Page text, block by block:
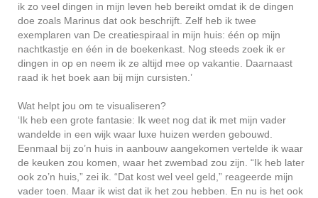
ik zo veel dingen in mijn leven heb bereikt omdat ik de dingen
doe zoals Marinus dat ook beschrijft. Zelf heb ik twee
exemplaren van De creatiespiraal in mijn huis: één op mijn
nachtkastje en één in de boekenkast. Nog steeds zoek ik er
dingen in op en neem ik ze altijd mee op vakantie. Daarnaast
raad ik het boek aan bij mijn cursisten.’
Wat helpt jou om te visualiseren?
‘Ik heb een grote fantasie: Ik weet nog dat ik met mijn vader
wandelde in een wijk waar luxe huizen werden gebouwd.
Eenmaal bij zo’n huis in aanbouw aangekomen vertelde ik waar
de keuken zou komen, waar het zwembad zou zijn. “Ik heb later
ook zo’n huis,” zei ik. “Dat kost wel veel geld,” reageerde mijn
vader toen. Maar ik wist dat ik het zou hebben. En nu is het ook